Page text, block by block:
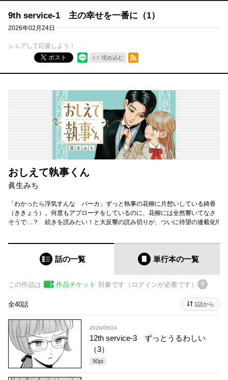
9th service-1 主の幸せを一番に（1）
2026年02月24日
シェアして応援しよう！
ポスト
埋め込む
RSSフィード
おしえて執事くん
眞生みち
「わかったら浮気すんな バーカ」ずっと執事の花柳に片想いしている綺香
（ききょう）。何度もアプローチをしているのに、花柳には全然響いてなさ
そうで…？ 続きを読みたい！と大反響の読み切りが、ついに待望の連載化!!
話の一覧 単行本の一覧
この作品は 作品チケット 対象です（ログインが必要です）
全40話 1話から
2026/06/24
12th service-3 ずっとうるわしい
（3）
90pt